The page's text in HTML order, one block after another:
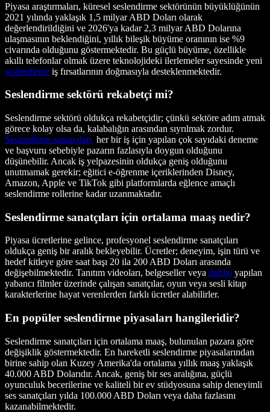
Piyasa araştırmaları, küresel seslendirme sektörünün büyüklüğünün
2021 yılında yaklaşık 1,5 milyar ABD Doları olarak
değerlendirildiğini ve 2026'ya kadar 2,3 milyar ABD Dolarına
ulaşmasının beklendiğini, yıllık bileşik büyüme oranının ise %9
civarında olduğunu göstermektedir. Bu güçlü büyüme, özellikle
akıllı telefonlar olmak üzere teknolojideki ilerlemeler sayesinde yeni
seslendirme iş fırsatlarının doğmasıyla desteklenmektedir.
Seslendirme sektörü rekabetçi mi?
Seslendirme sektörü oldukça rekabetçidir; çünkü sektöre adım atmak
görece kolay olsa da, kalabalığın arasından sıyrılmak zordur.
Seslendirme sanatçıları, her bir iş için yapılan çok sayıdaki deneme
ve başvuru sebebiyle pazarın fazlasıyla doygun olduğunu
düşünebilir. Ancak iş yelpazesinin oldukça geniş olduğunu
unutmamak gerekir; eğitici e-öğrenme içeriklerinden Disney,
Amazon, Apple ve TikTok gibi platformlarda eğlence amaçlı
seslendirme rollerine kadar uzanmaktadır.
Seslendirme sanatçıları için ortalama maaş nedir?
Piyasa ücretlerine gelince, profesyonel seslendirme sanatçıları
oldukça geniş bir aralık bekleyebilir. Ücretler; deneyim, işin türü ve
hedef kitleye göre saat başı 20 ila 200 ABD Doları arasında
değişebilmektedir. Tanıtım videoları, belgeseller veya dublaj yapılan
yabancı filmler üzerinde çalışan sanatçılar, oyun veya sesli kitap
karakterlerine hayat verenlerden farklı ücretler alabilirler.
En popüler seslendirme piyasaları hangileridir?
Seslendirme sanatçıları için ortalama maaş, bulunulan pazara göre
değişiklik göstermektedir. En hareketli seslendirme piyasalarından
birine sahip olan Kuzey Amerika'da ortalama yıllık maaş yaklaşık
40.000 ABD Dolarıdır. Ancak, geniş bir ses aralığına, güçlü
oyunculuk becerilerine ve kaliteli bir ev stüdyosuna sahip deneyimli
ses sanatçıları yılda 100.000 ABD Doları veya daha fazlasını
kazanabilmektedir.